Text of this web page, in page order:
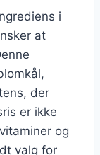
i
at
der
er ikke
og
valg for